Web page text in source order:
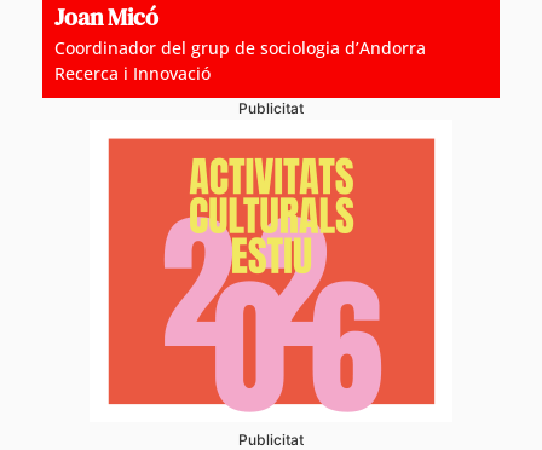
Joan Micó
Coordinador del grup de sociologia d’Andorra
Recerca i Innovació
Publicitat
Publicitat